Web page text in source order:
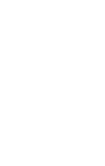
Tulpen,ich habe
dass es soviele
Formen der Tulpen
lesen
6. Generation